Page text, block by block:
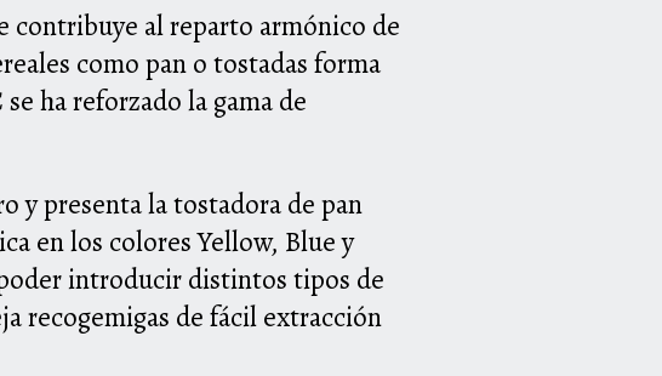
contribuye al reparto armónico de
como pan o tostadas forma
ha reforzado la gama de
y presenta la tostadora de pan
en los colores Yellow, Blue y
introducir distintos tipos de
recogemigas de fácil extracción